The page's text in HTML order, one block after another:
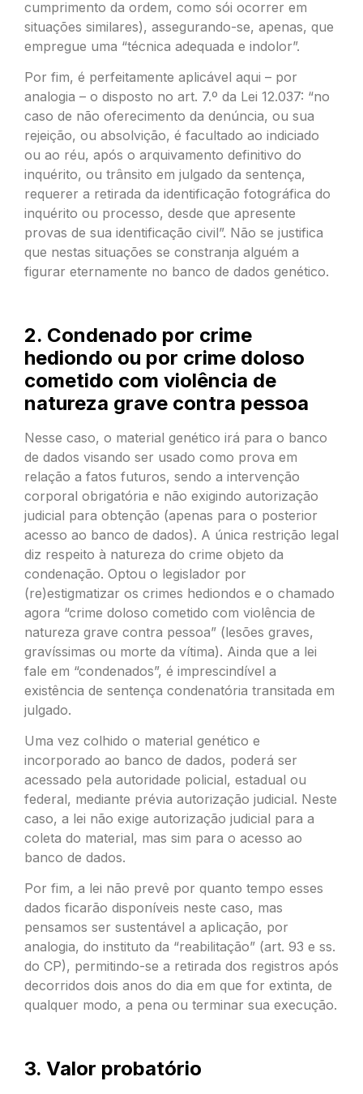
cumprimento da ordem, como sói ocorrer em
situações similares), assegurando-se, apenas, que
empregue uma “técnica adequada e indolor”.
Por fim, é perfeitamente aplicável aqui – por
analogia – o disposto no art. 7.º da Lei 12.037: “no
caso de não oferecimento da denúncia, ou sua
rejeição, ou absolvição, é facultado ao indiciado
ou ao réu, após o arquivamento definitivo do
inquérito, ou trânsito em julgado da sentença,
requerer a retirada da identificação fotográfica do
inquérito ou processo, desde que apresente
provas de sua identificação civil”. Não se justifica
que nestas situações se constranja alguém a
figurar eternamente no banco de dados genético.
2. Condenado por crime
hediondo ou por crime doloso
cometido com violência de
natureza grave contra pessoa
Nesse caso, o material genético irá para o banco
de dados visando ser usado como prova em
relação a fatos futuros, sendo a intervenção
corporal obrigatória e não exigindo autorização
judicial para obtenção (apenas para o posterior
acesso ao banco de dados). A única restrição legal
diz respeito à natureza do crime objeto da
condenação. Optou o legislador por
(re)estigmatizar os crimes hediondos e o chamado
agora “crime doloso cometido com violência de
natureza grave contra pessoa” (lesões graves,
gravíssimas ou morte da vítima). Ainda que a lei
fale em “condenados”, é imprescindível a
existência de sentença condenatória transitada em
julgado.
Uma vez colhido o material genético e
incorporado ao banco de dados, poderá ser
acessado pela autoridade policial, estadual ou
federal, mediante prévia autorização judicial. Neste
caso, a lei não exige autorização judicial para a
coleta do material, mas sim para o acesso ao
banco de dados.
Por fim, a lei não prevê por quanto tempo esses
dados ficarão disponíveis neste caso, mas
pensamos ser sustentável a aplicação, por
analogia, do instituto da “reabilitação” (art. 93 e ss.
do CP), permitindo-se a retirada dos registros após
decorridos dois anos do dia em que for extinta, de
qualquer modo, a pena ou terminar sua execução.
3. Valor probatório